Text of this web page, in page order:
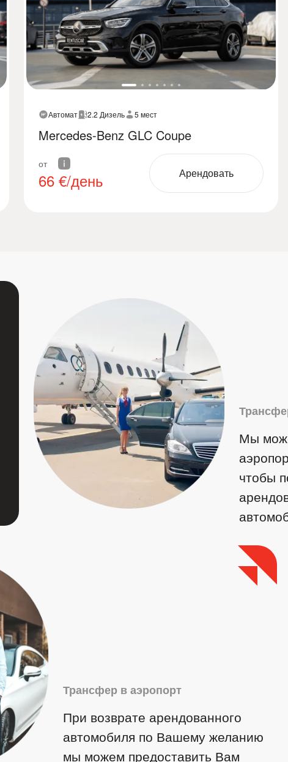
Автомат 2.2 Дизель 5 мест
Mercedes-Benz GLC Coupe
от
66 €/день Арендовать
Мы
чтобы
Трансфер в аэропорт
При возврате арендованного
автомобиля по Вашему желанию
мы можем предоставить Вам